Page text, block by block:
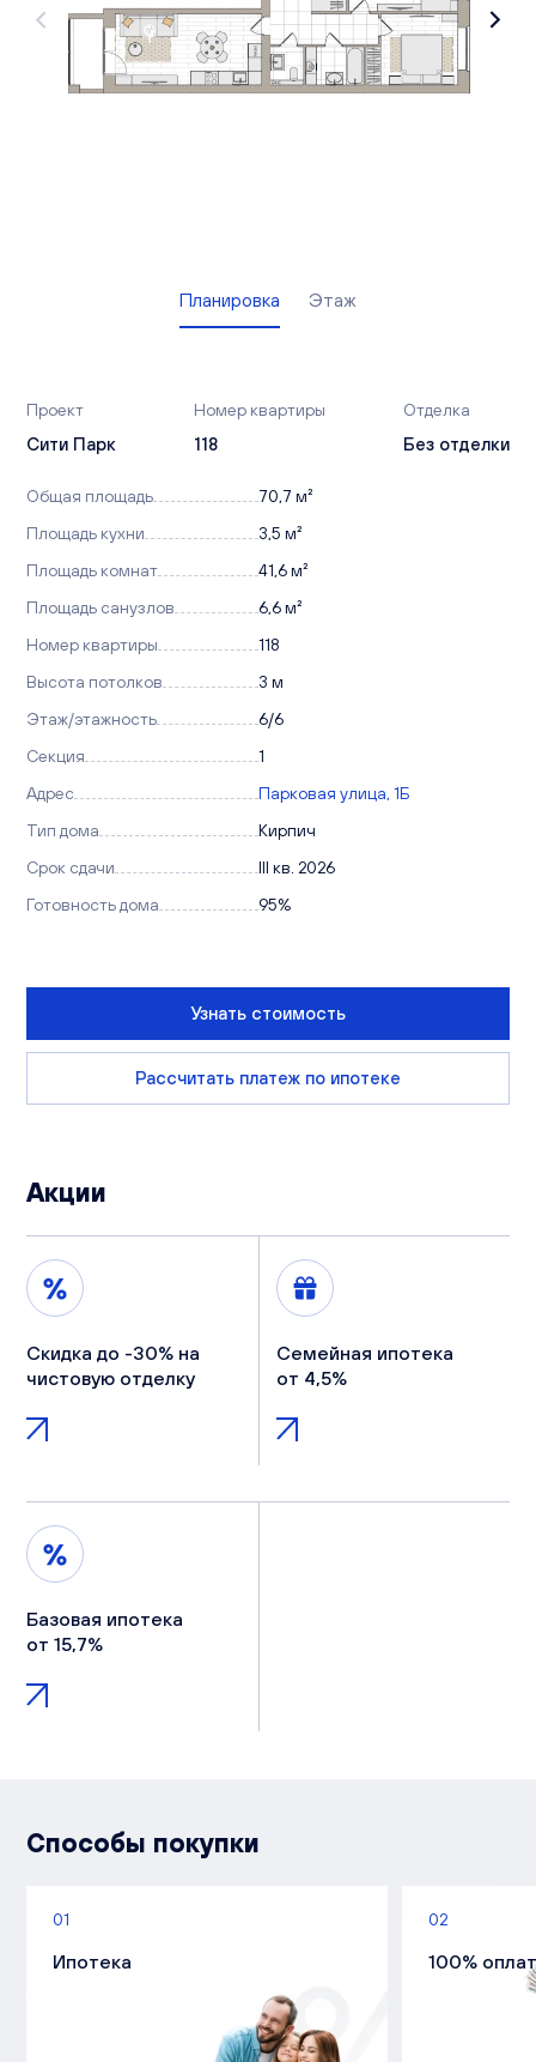
Вакансии
Офисы продаж
Контакты
Планировка Этаж
Проект
Сити Парк
Номер квартиры
118
Отделка
Без отделки
Общая площадь
70,7 м²
Площадь кухни
3,5 м²
Площадь комнат
41,6 м²
Площадь санузлов
6,6 м²
Номер квартиры
118
Высота потолков
3 м
Этаж/этажность
6/6
Секция
1
Адрес
Парковая улица, 1Б
Тип дома
Кирпич
Срок сдачи
III кв. 2026
Готовность дома
95%
Узнать стоимость
Рассчитать платеж по ипотеке
Акции
Скидка до -30% на
чистовую отделку
Семейная ипотека
от 4,5%
Базовая ипотека
от 15,7%
Способы покупки
01
Ипотека
02
100%